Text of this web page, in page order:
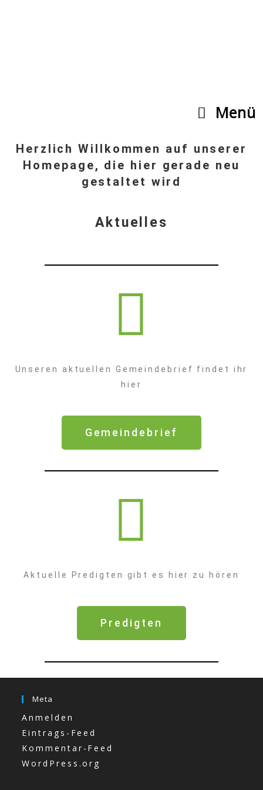
Menü
Herzlich Willkommen auf unserer
Homepage, die hier gerade neu
gestaltet wird
Aktuelles
Unseren aktuellen Gemeindebrief findet ihr
hier
Gemeindebrief
Aktuelle Predigten gibt es hier zu hören
Predigten
Meta
Anmelden
Eintrags-Feed
Kommentar-Feed
WordPress.org